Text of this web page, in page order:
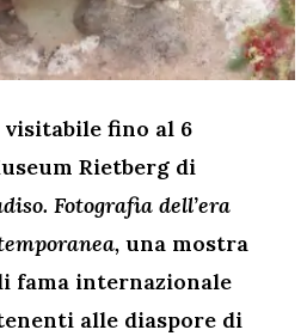
visitabile fino al 6
Rietberg di
Fotografia dell’era
una mostra
fama internazionale
alle diaspore di